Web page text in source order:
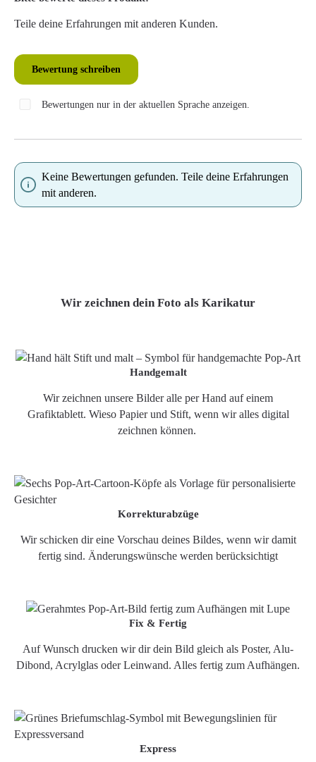
Teile deine Erfahrungen mit anderen Kunden.
Bewertung schreiben
Bewertungen nur in der aktuellen Sprache anzeigen.
Keine Bewertungen gefunden. Teile deine Erfahrungen
mit anderen.
Wir zeichnen dein Foto als Karikatur
Handgemalt
Wir zeichnen unsere Bilder alle per Hand auf einem
Grafiktablett. Wieso Papier und Stift, wenn wir alles digital
zeichnen können.
Korrekturabzüge
Wir schicken dir eine Vorschau deines Bildes, wenn wir damit
fertig sind. Änderungswünsche werden berücksichtigt
Fix & Fertig
Auf Wunsch drucken wir dir dein Bild gleich als Poster, Alu-
Dibond, Acrylglas oder Leinwand. Alles fertig zum Aufhängen.
Express